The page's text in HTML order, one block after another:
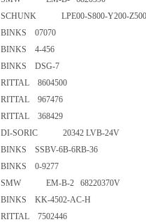
SCHUNK LPE00-S800-Y200-
BINKS 07070
BINKS 4-456
BINKS DSG-7
RITTAL 8604500
RITTAL 967476
RITTAL 368429
DI-SORIC 20342 LVB-24V
BINKS SSBV-6B-6RB-36
BINKS 0-9277
SMW EM-B-2 68220370V
BINKS KK-4502-AC-H
RITTAL 7502446